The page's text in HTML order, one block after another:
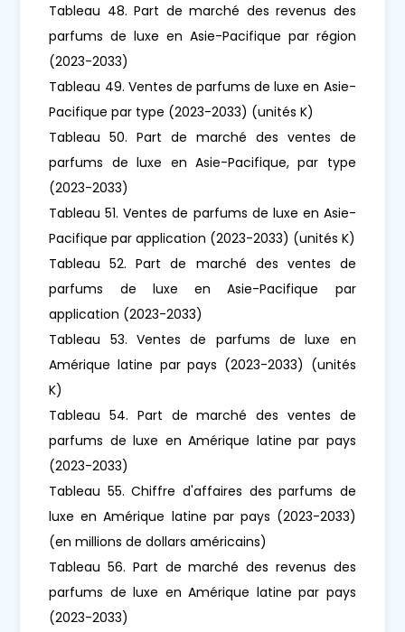
Tableau 48. Part de marché des revenus des
parfums de luxe en Asie-Pacifique par région
(2023-2033)
Tableau 49. Ventes de parfums de luxe en Asie-
Pacifique par type (2023-2033) (unités K)
Tableau 50. Part de marché des ventes de
parfums de luxe en Asie-Pacifique, par type
(2023-2033)
Tableau 51. Ventes de parfums de luxe en Asie-
Pacifique par application (2023-2033) (unités K)
Tableau 52. Part de marché des ventes de
parfums de luxe en Asie-Pacifique par
application (2023-2033)
Tableau 53. Ventes de parfums de luxe en
Amérique latine par pays (2023-2033) (unités
K)
Tableau 54. Part de marché des ventes de
parfums de luxe en Amérique latine par pays
(2023-2033)
Tableau 55. Chiffre d'affaires des parfums de
luxe en Amérique latine par pays (2023-2033)
(en millions de dollars américains)
Tableau 56. Part de marché des revenus des
parfums de luxe en Amérique latine par pays
(2023-2033)